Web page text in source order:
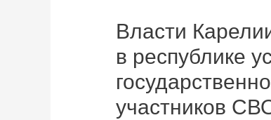
Власти
в республике
участников